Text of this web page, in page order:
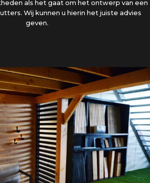
als het gaat om het ontwerp van een
Wij kunnen u hierin het juiste advies
geven.